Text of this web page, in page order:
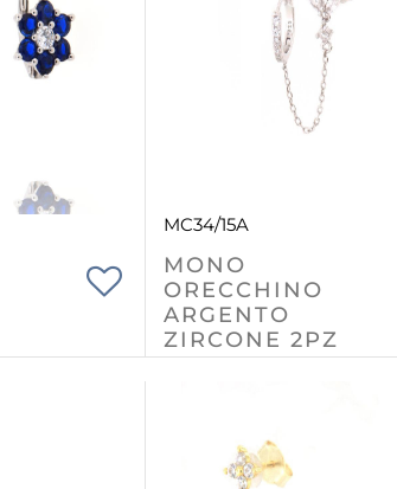
MC34/15A
MONO
ORECCHINO
ARGENTO
ZIRCONE 2PZ